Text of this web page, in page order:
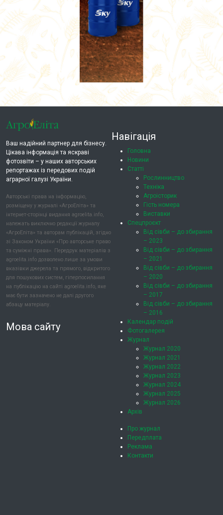
Ваш надійний партнер для бізнесу.
Цікава інформація та яскраві
фотозвіти – у наших авторських
репортажах із передових подій
аграрної галузі України.
Авторські права на інформацію,
розміщену у журналі «АгроЕліта» та
інтернет-сторінці видання agroelita.info,
належать виключно редакції журналу
«АгроЕліта» та авторам публікацій, згідно
зі Законом України «Про авторське право
та суміжні права». Передрук матеріалів з
agroelita.info дозволено лише за умови
вказівки джерела та прямого, відкритого
для пошукових систем, гіперпосилання
на публікацію на сайті agroelita.info, яке
має бути зазначено не далі другого
абзацу матеріалу.
Мова сайту
Навігація
Головна
Новини
Статті
Рослинництво
Техніка
Агроісторик
Гість номера
Виставки
Спецпроєкт
Від сівби – до збирання
– 2023
Від сівби – до збирання
– 2021
Від сівби – до збирання
– 2020
Від сівби – до збирання
– 2017
Від сівби – до збирання
– 2016
Календар подій
Фотогалерея
Журнал
Журнал 2020
Журнал 2021
Журнал 2022
Журнал 2023
Журнал 2024
Журнал 2025
Журнал 2026
Архів
Про журнал
Передплата
Реклама
Контакти